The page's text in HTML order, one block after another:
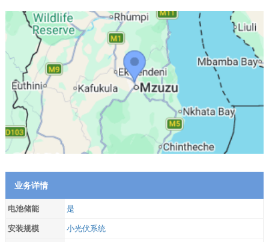
业务详情
电池储能
是
安装规模
小光伏系统